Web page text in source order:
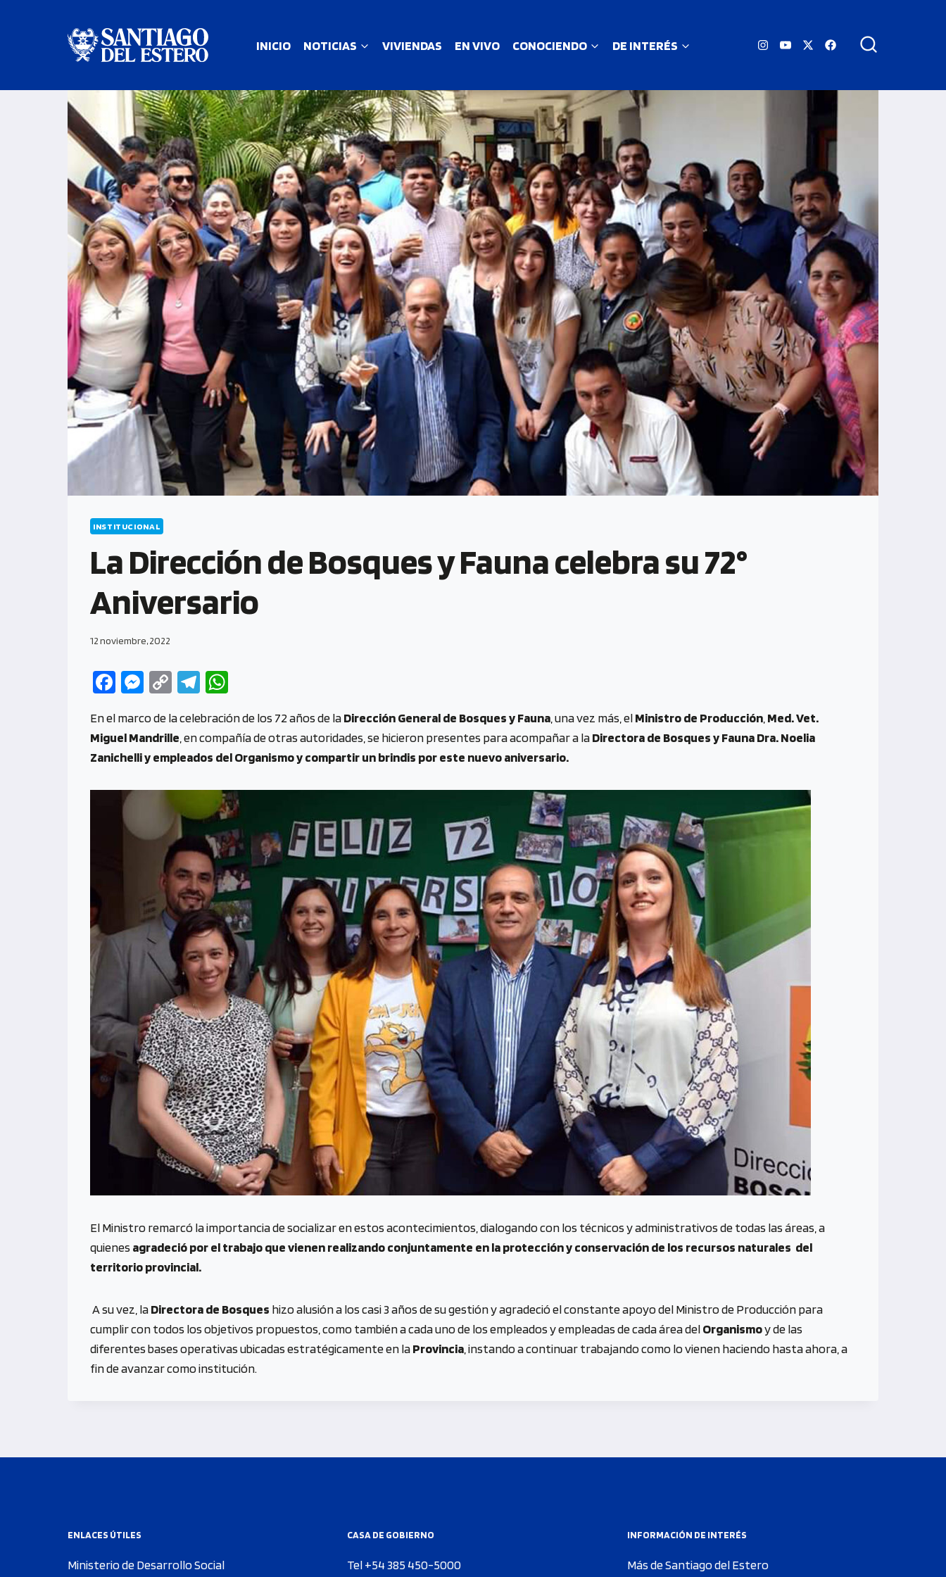
INICIO NOTICIAS VIVIENDAS EN VIVO CONOCIENDO DE INTERÉS
INSTITUCIONAL
La Dirección de Bosques y Fauna celebra su 72°
Aniversario
12 noviembre, 2022
Fa
b
o
k
M
se
n
g
er
C
py
Li
n
k
Te
gr
a
at
s
p
p
En el marco de la celebración de los 72 años de laDirección General de Bosques y Fauna , una vez más, elMinistro de Producción Med. Vet.
Miguel Mandrille , en compañía de otras autoridades, se hicieron presentes para acompañar a laDirectora de Bosques y Fauna Dra. Noelia
Zanichelli y empleados del Organismo y compartir un brindis por este nuevo aniversario.
El Ministro remarcó la importancia de socializar en estos acontecimientos, dialogando con los técnicos y administrativos de todas las áreas, a
quienes agradeció por el trabajo que vienen realizando conjuntamente en la protección y conservación de los recursos naturales del
territorio provincial.
A su vez, laDirectora de Bosques hizo alusión a los casi 3 años de su gestión y agradeció el constante apoyo del Ministro de Producción para
cumplir con todos los objetivos propuestos, como también a cada uno de los empleados y empleadas de cada área delOrganismoy de las
diferentes bases operativas ubicadas estratégicamente en laProvincia , instando a continuar trabajando como lo vienen haciendo hasta ahora, a
fin de avanzar como institución.
ENLACES ÚTILES
Ministerio de Desarrollo Social
CASA DE GOBIERNO
Tel +54 385 450-5000
INFORMACIÓN DE INTERÉS
Más de Santiago del Estero